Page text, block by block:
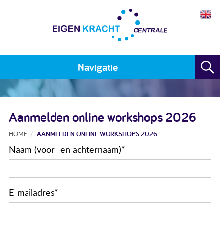
Navigatie
Home
Plan maken
Training
Voor wie
Resultaten
Meedoen
Aanmelden online workshops 2026
HOME AANMELDEN ONLINE WORKSHOPS 2026
Naam (voor- en achternaam)*
E-mailadres*